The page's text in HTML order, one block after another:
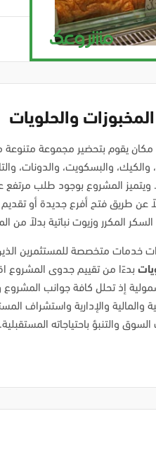
والحلويات
يقوم بتحضير مجموعة متنوعة
والكيك، والبسكويت، والدونات،
ويتميز المشروع بوجود طلب مرتفع
عن طريق فتح أفرع جديدة أو
المكرر وزيوت نباتية بدلاً من
خدمات متخصصة للمستثمرين
بدءًا من تقييم جدوى المشروع
إذ تحلل كافة جوانب المشروع
والمالية والإدارية واستشراف
والتنبؤ باحتياجاته المستقبلية.